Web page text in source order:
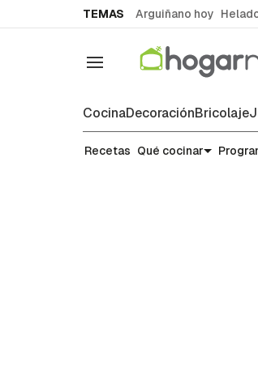
TEMAS Arguiñano hoy
Navegación
CocinaDecoraciónBricolaje
Recetas
Recetas Qué cocinar